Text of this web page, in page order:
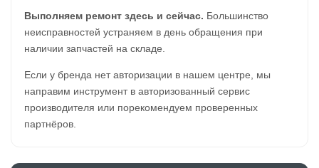
Выполняем ремонт здесь и сейчас. Большинство
неисправностей устраняем в день обращения при
наличии запчастей на складе.
Если у бренда нет авторизации в нашем центре, мы
направим инструмент в авторизованный сервис
производителя или порекомендуем проверенных
партнёров.